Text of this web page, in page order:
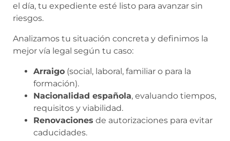
el día, tu expediente esté listo para avanzar sin
riesgos.
Analizamos tu situación concreta y definimos la
mejor vía legal según tu caso:
Arraigo (social, laboral, familiar o para la
formación).
Nacionalidad española, evaluando tiempos,
requisitos y viabilidad.
Renovaciones de autorizaciones para evitar
caducidades.